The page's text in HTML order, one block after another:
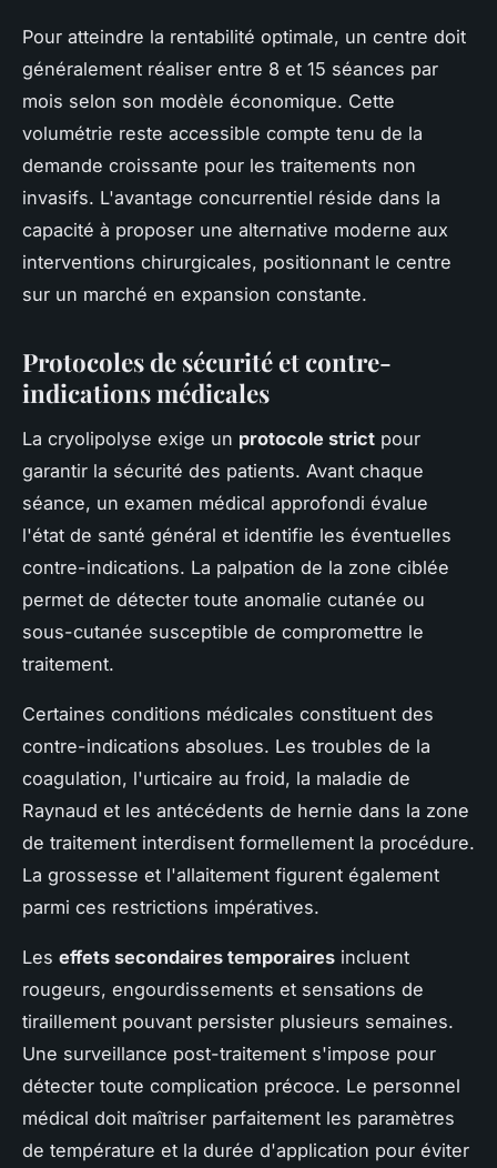
Pour atteindre la rentabilité optimale, un centre doit
généralement réaliser entre 8 et 15 séances par
mois selon son modèle économique. Cette
volumétrie reste accessible compte tenu de la
demande croissante pour les traitements non
invasifs. L'avantage concurrentiel réside dans la
capacité à proposer une alternative moderne aux
interventions chirurgicales, positionnant le centre
sur un marché en expansion constante.
Protocoles de sécurité et contre-
indications médicales
La cryolipolyse exige un protocole strict pour
garantir la sécurité des patients. Avant chaque
séance, un examen médical approfondi évalue
l'état de santé général et identifie les éventuelles
contre-indications. La palpation de la zone ciblée
permet de détecter toute anomalie cutanée ou
sous-cutanée susceptible de compromettre le
traitement.
Certaines conditions médicales constituent des
contre-indications absolues. Les troubles de la
coagulation, l'urticaire au froid, la maladie de
Raynaud et les antécédents de hernie dans la zone
de traitement interdisent formellement la procédure.
La grossesse et l'allaitement figurent également
parmi ces restrictions impératives.
Les effets secondaires temporaires incluent
rougeurs, engourdissements et sensations de
tiraillement pouvant persister plusieurs semaines.
Une surveillance post-traitement s'impose pour
détecter toute complication précoce. Le personnel
médical doit maîtriser parfaitement les paramètres
de température et la durée d'application pour éviter